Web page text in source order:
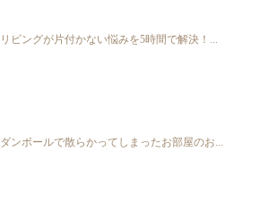
リビングが片付かない悩みを5時間で解決！...
ダンボールで散らかってしまったお部屋のお...